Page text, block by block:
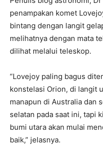
penampakan komet
bintang dengan langit
melihatnya dengan mata
dilihat melalui teleskop.
“Lovejoy paling bagus
konstelasi Orion, di langit
manapun di Australia dan
selatan pada saat ini, tapi
bumi utara akan mulai
baik,” jelasnya.